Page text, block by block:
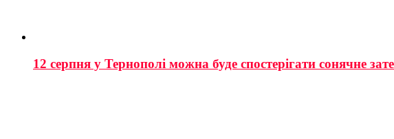
12 серпня у Тернополі можна буде спостерігати сонячне